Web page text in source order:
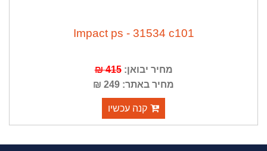
Impact ps - 31534 c101
מחיר יבואן:415 ₪
מחיר באתר: 249 ₪
קנה עכשיו